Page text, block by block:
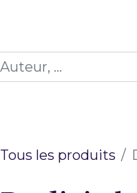
Tous les produits